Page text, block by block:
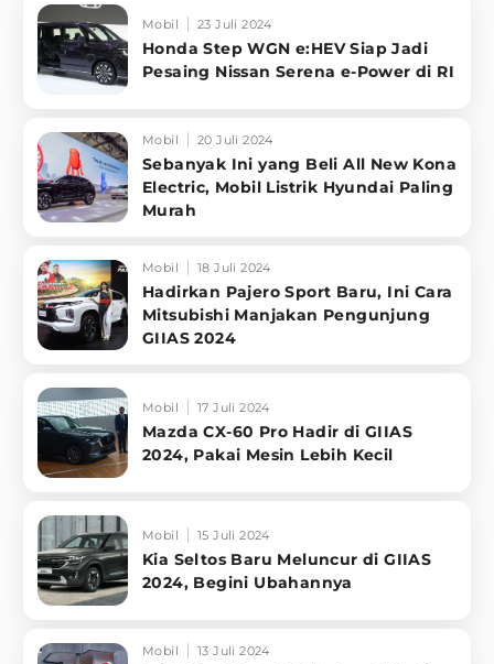
Mobil 23 Juli 2024
Honda Step WGN e:HEV Siap Jadi
Pesaing Nissan Serena e-Power di RI
Mobil 20 Juli 2024
Sebanyak Ini yang Beli All New Kona
Electric, Mobil Listrik Hyundai Paling
Murah
Mobil 18 Juli 2024
Hadirkan Pajero Sport Baru, Ini Cara
Mitsubishi Manjakan Pengunjung
GIIAS 2024
Mobil 17 Juli 2024
Mazda CX-60 Pro Hadir di GIIAS
2024, Pakai Mesin Lebih Kecil
Mobil 15 Juli 2024
Kia Seltos Baru Meluncur di GIIAS
2024, Begini Ubahannya
Mobil 13 Juli 2024